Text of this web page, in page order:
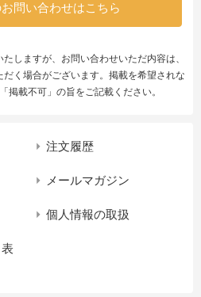
問い合わせはこちら
しますが、お問い合わせいただ内容は、
く場合がございます。掲載を希望されな
掲載不可」の旨をご記載ください。
注文履歴
メールマガジン
個人情報の取扱